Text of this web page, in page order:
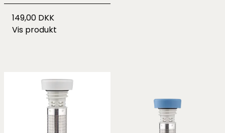
149,00 DKK
Vis produkt